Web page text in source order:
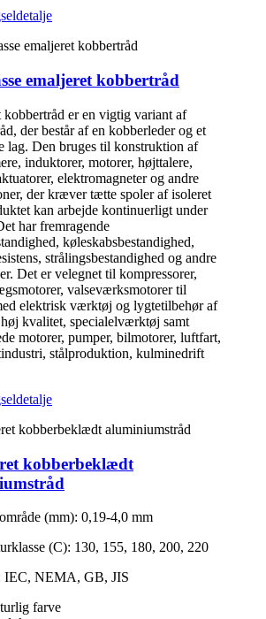
detalje
emaljeret kobbertråd
kobbertråd er en vigtig variant af
der består af en kobberleder og et
lag. Den bruges til konstruktion af
induktorer, motorer, højttalere,
elektromagneter og andre
der kræver tætte spoler af isoleret
kan arbejde kontinuerligt under
har fremragende
køleskabsbestandighed,
strålingsbestandighed og andre
Det er velegnet til kompressorer,
valseværksmotorer til
elektrisk værktøj og lygtetilbehør af
kvalitet, specialelværktøj samt
motorer, pumper, bilmotorer, luftfart,
stålproduktion, kulminedrift
detalje
kobberbeklædt
(mm): 0,19-4,0 mm
(C): 130, 155, 180, 200, 220
IEC, NEMA, GB, JIS
farve